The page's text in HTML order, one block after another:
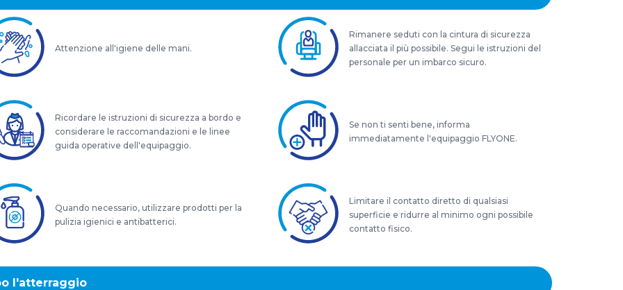
Attenzione all'igiene delle mani.
Rimanere seduti con la cintura di sicurezza
allacciata il più possibile. Segui le istruzioni del
personale per un imbarco sicuro.
Ricordare le istruzioni di sicurezza a bordo e
considerare le raccomandazioni e le linee
guida operative dell'equipaggio.
Se non ti senti bene, informa
immediatamente l'equipaggio FLYONE.
Quando necessario, utilizzare prodotti per la
pulizia igienici e antibatterici.
Limitare il contatto diretto di qualsiasi
superficie e ridurre al minimo ogni possibile
contatto fisico.
l'atterraggio